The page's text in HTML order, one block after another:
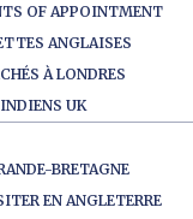
OF APPOINTMENT
ANGLAISES
À LONDRES
UK
BRETAGNE
EN ANGLETERRE